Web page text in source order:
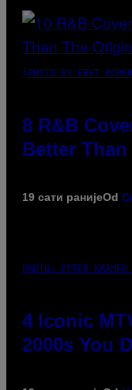
(PHOTO BY EBET
8 R&B
Better
19 сати ранијеOd
PHOTO: PETER
4 Iconic
2000s You